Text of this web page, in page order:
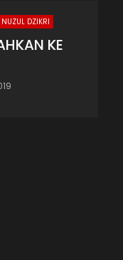
DZIKRI
KE